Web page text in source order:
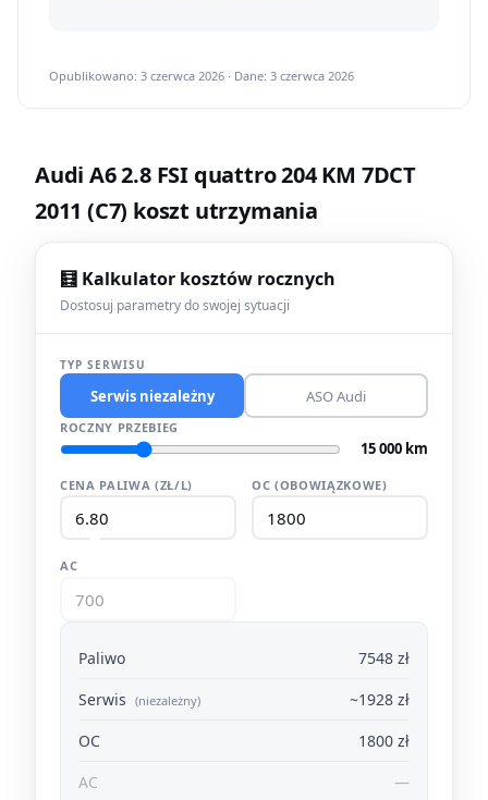
Opublikowano: 3 czerwca 2026 · Dane: 3 czerwca 2026
Audi A6 2.8 FSI quattro 204 KM 7DCT
2011 (C7) koszt utrzymania
🧮 Kalkulator kosztów rocznych
Dostosuj parametry do swojej sytuacji
TYP SERWISU
Serwis niezależny ASO Audi
ROCZNY PRZEBIEG
15 000 km
CENA PALIWA (ZŁ/L) OC (OBOWIĄZKOWE)
AC
Paliwo
7548 zł
Serwis (niezależny)
~1928 zł
OC
1800 zł
AC
—